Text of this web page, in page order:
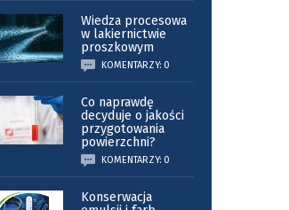
Wiedza procesowa
w lakiernictwie
proszkowym
KOMENTARZY: 0
Co naprawdę
decyduje o jakości
przygotowania
powierzchni?
KOMENTARZY: 0
Konserwacja